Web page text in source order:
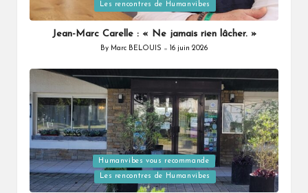
in
Les rencontres de Humanvibes
Jean-Marc Carelle : « Ne jamais rien lâcher. »
Posted
By Marc BELOUIS 16 juin 2026
Posted
in
Humanvibes vous recommande
Les rencontres de Humanvibes